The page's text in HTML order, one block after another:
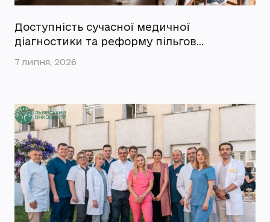
Доступність сучасної медичної
діагностики та реформу пільгов…
7 липня, 2026